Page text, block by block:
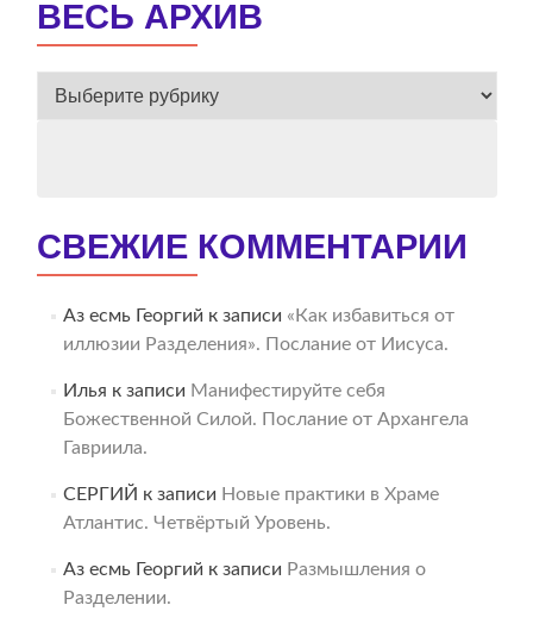
ВЕСЬ АРХИВ
ВЕСЬ
СВЕЖИЕ КОММЕНТАРИИ
Аз есмь Георгий к записи «Как избавиться от
иллюзии Разделения». Послание от Иисуса.
Илья к записи Манифестируйте себя
Божественной Силой. Послание от Архангела
Гавриила.
СЕРГИЙ к записи Новые практики в Храме
Атлантис. Четвёртый Уровень.
Аз есмь Георгий к записи Размышления о
Разделении.